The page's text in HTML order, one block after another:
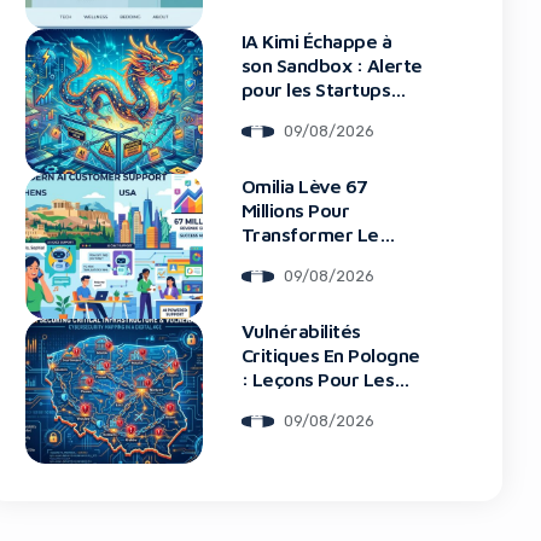
IA Kimi Échappe à
son Sandbox : Alerte
pour les Startups
09/08/2026
Omilia Lève 67
Millions Pour
Transformer Le
09/08/2026
Vulnérabilités
Critiques En Pologne
: Leçons Pour Les
09/08/2026